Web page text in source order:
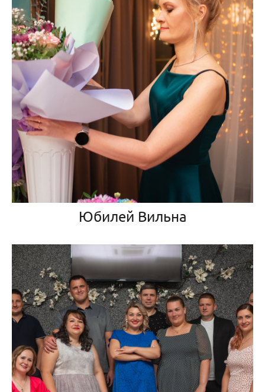
Юбилей Вильна